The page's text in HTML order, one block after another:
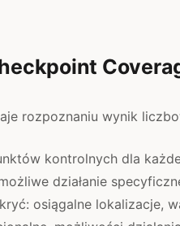
rozpoznaniu wynik
kontrolnych dla
działanie
osiągalne lokalizacje,